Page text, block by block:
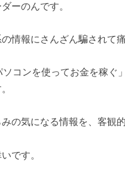
ーのんです。
情報にさんざん騙されて
コンを使ってお金を稼ぐ
の気になる情報を、客観
です。